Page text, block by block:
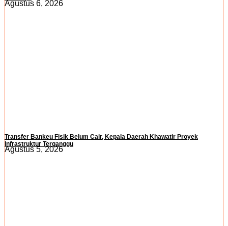
Agustus 6, 2026
Transfer Bankeu Fisik Belum Cair, Kepala Daerah Khawatir Proyek
Infrastruktur Terganggu
Agustus 5, 2026